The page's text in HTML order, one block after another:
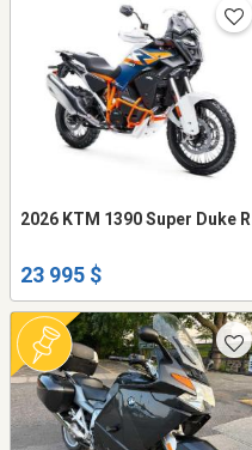
2026 KTM 1390 Super Duke R
23 995 $